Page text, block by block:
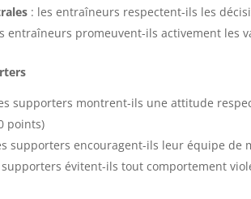
: les entraîneurs respectent-ils les
entraîneurs promeuvent-ils activement les
supporters montrent-ils une attitude
points)
supporters encouragent-ils leur équipe de
supporters évitent-ils tout comportement